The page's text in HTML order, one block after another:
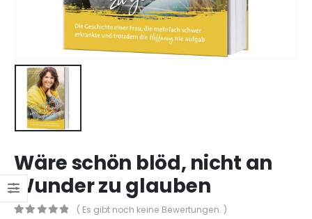
Wäre schön blöd, nicht an
Wunder zu glauben
( Es gibt noch keine Bewertungen. )